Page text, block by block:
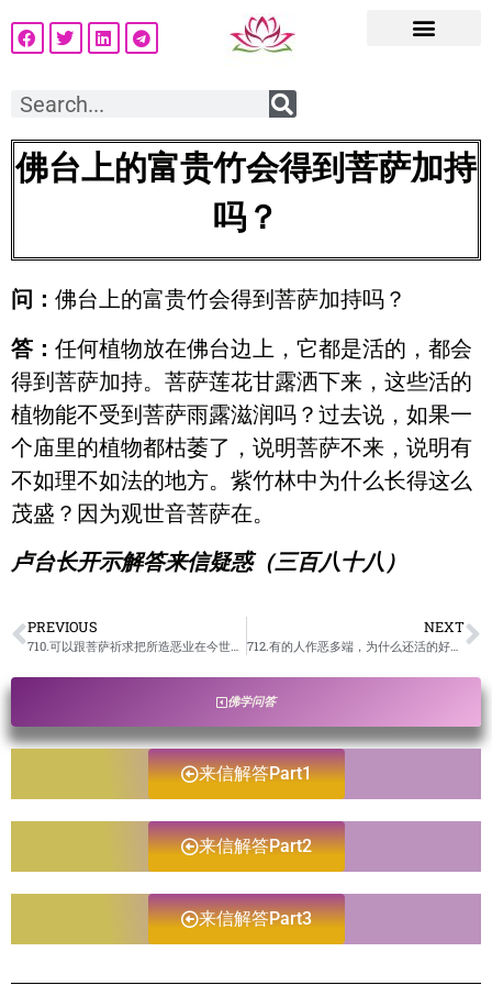
佛台上的富贵竹会得到菩萨加持
吗？
问： 佛台上的富贵竹会得到菩萨加持吗？
答： 任何植物放在佛台边上，它都是活的，都会
得到菩萨加持。菩萨莲花甘露洒下来，这些活的
植物能不受到菩萨雨露滋润吗？过去说，如果一
个庙里的植物都枯萎了，说明菩萨不来，说明有
不如理不如法的地方。紫竹林中为什么长得这么
茂盛？因为观世音菩萨在。
卢台长开示解答来信疑惑（三百八十八）
PREVIOUS NEXT
712.有的人作恶多端，为什么还活的好好的，一点报应都没有？/卢台长开示解答来信疑惑
佛学问答
来信解答Part1
来信解答Part2
来信解答Part3